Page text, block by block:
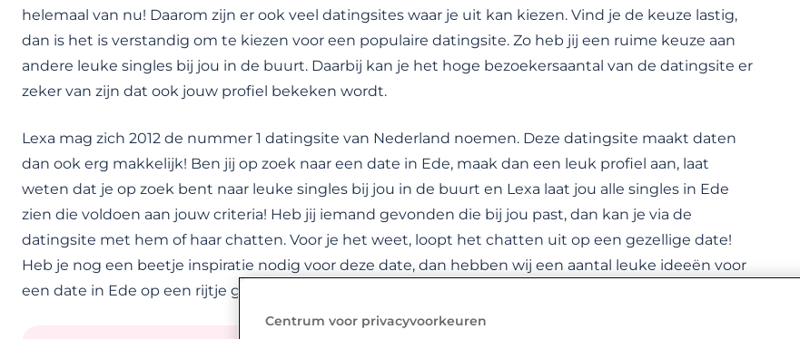
helemaal van nu! Daarom zijn er ook veel datingsites waar je uit kan kiezen. Vind je de keuze lastig,
dan is het is verstandig om te kiezen voor een populaire datingsite. Zo heb jij een ruime keuze aan
andere leuke singles bij jou in de buurt. Daarbij kan je het hoge bezoekersaantal van de datingsite er
zeker van zijn dat ook jouw profiel bekeken wordt.
Lexa mag zich 2012 de nummer 1 datingsite van Nederland noemen. Deze datingsite maakt daten
dan ook erg makkelijk! Ben jij op zoek naar een date in Ede, maak dan een leuk profiel aan, laat
weten dat je op zoek bent naar leuke singles bij jou in de buurt en Lexa laat jou alle singles in Ede
zien die voldoen aan jouw criteria! Heb jij iemand gevonden die bij jou past, dan kan je via de
datingsite met hem of haar chatten. Voor je het weet, loopt het chatten uit op een gezellige date!
Heb je nog een beetje inspiratie nodig voor deze date, dan hebben wij een aantal leuke ideeën voor
een date in Ede op een rijtje gezet.
Centrum voor privacyvoorkeuren